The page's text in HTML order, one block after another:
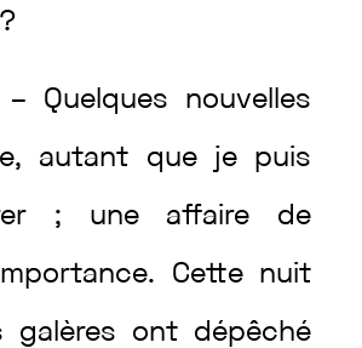
?
– Quelques nouvelles
, autant que je puis
; une affaire de
. Cette nuit
galères ont dépêché